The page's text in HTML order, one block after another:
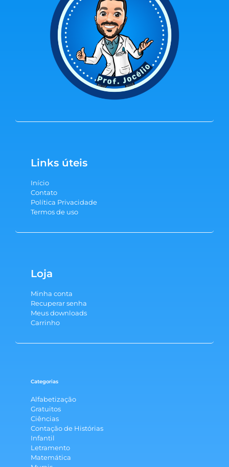
Links úteis
Início
Contato
Política Privacidade
Termos de uso
Loja
Minha conta
Recuperar senha
Meus downloads
Carrinho
Categorias
Alfabetização
Gratuitos
Ciências
Contação de Histórias
Infantil
Letramento
Matemática